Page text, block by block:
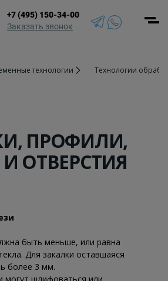
+7 (495) 150-34-00
Заказать звонок
технологии Технологии
ПРОФИЛИ,
ОТВЕРСТИЯ
быть меньше, или равна
Для закалки оставшаяся
более 3 мм.